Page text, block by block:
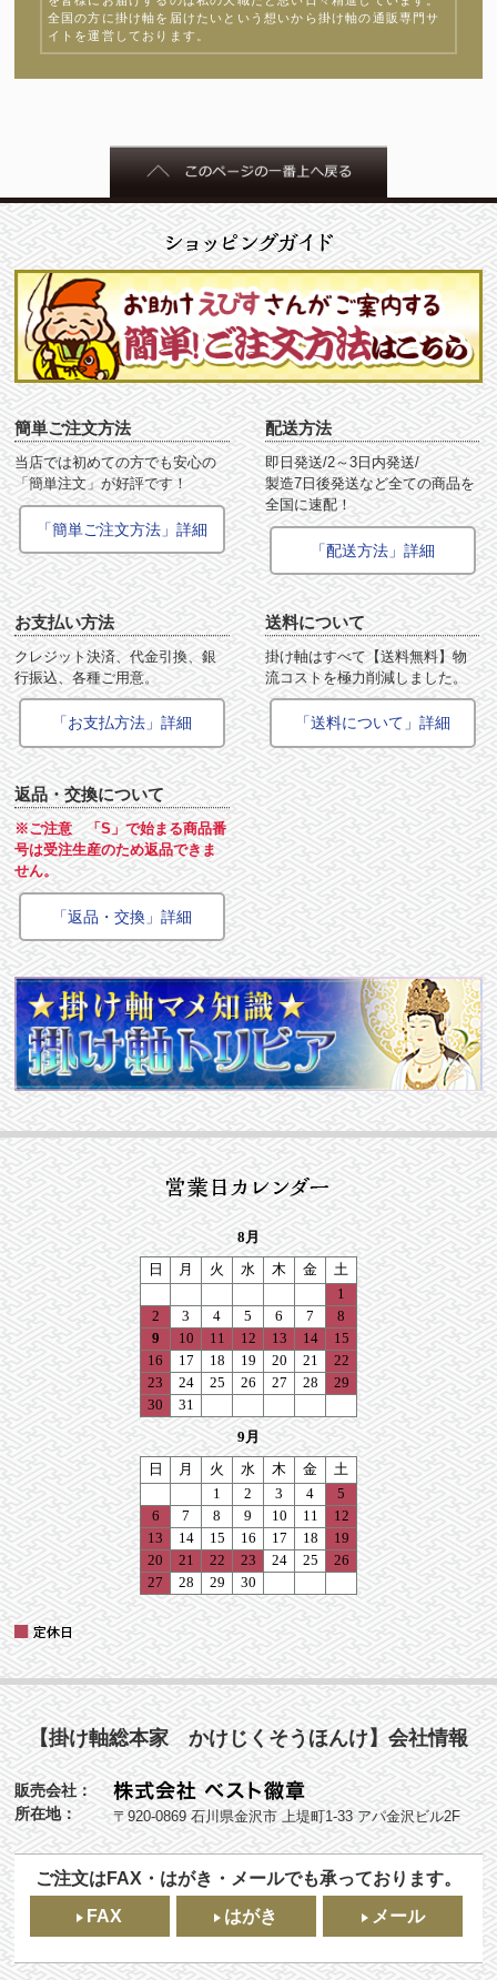
全国の方に掛け軸を届けたいという想いから掛け軸の通販専門サ
イトを運営しております。
簡単ご注文方法
当店では初めての方でも安心の
「簡単注文」が好評です！
「簡単ご注文方法」詳細
配送方法
即日発送/2～3日内発送/
製造7日後発送など全ての商品を
全国に速配！
「配送方法」詳細
お支払い方法
クレジット決済、代金引換、銀
行振込、各種ご用意。
「お支払方法」詳細
送料について
掛け軸はすべて【送料無料】物
流コストを極力削減しました。
「送料について」詳細
返品・交換について
※ご注意 「S」で始まる商品番
号は受注生産のため返品できま
せん。
「返品・交換」詳細
【掛け軸総本家 かけじくそうほんけ】会社情報
販売会社：
所在地：
〒920-0869 石川県金沢市 上堤町1-33 アパ金沢ビル2F
ご注文はFAX・はがき・メールでも承っております。
FAX
はがき メール